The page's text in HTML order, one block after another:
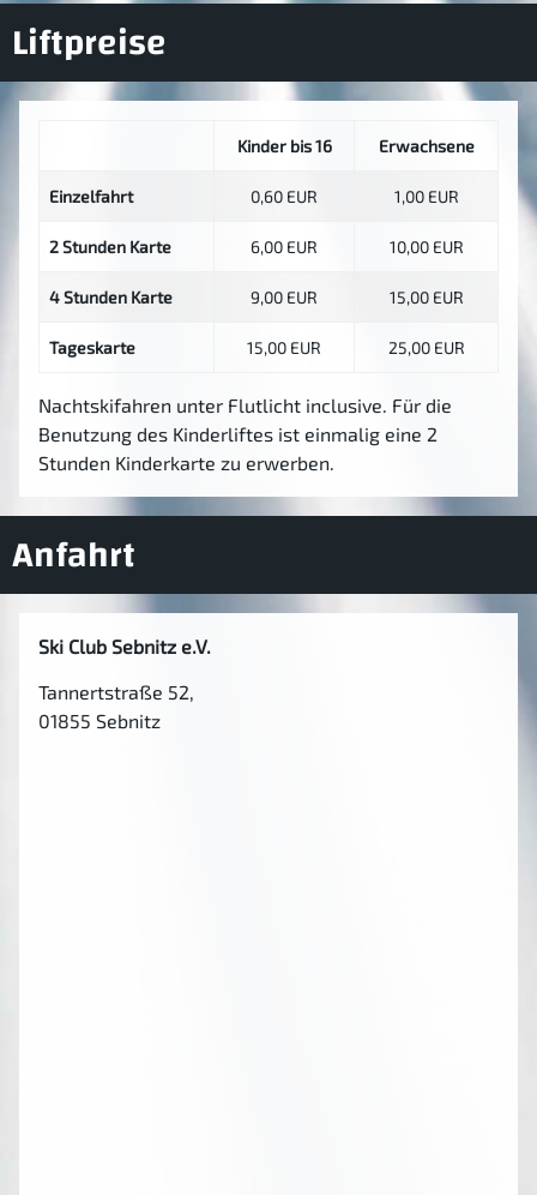
Liftpreise
Kinder bis 16 Erwachsene
Einzelfahrt 0,60 EUR 1,00 EUR
2 Stunden Karte 6,00 EUR 10,00 EUR
4 Stunden Karte 9,00 EUR 15,00 EUR
Tageskarte 15,00 EUR 25,00 EUR
Nachtskifahren unter Flutlicht inclusive. Für die
Benutzung des Kinderliftes ist einmalig eine 2
Stunden Kinderkarte zu erwerben.
Anfahrt
Ski Club Sebnitz e.V.
Tannertstraße 52,
01855 Sebnitz